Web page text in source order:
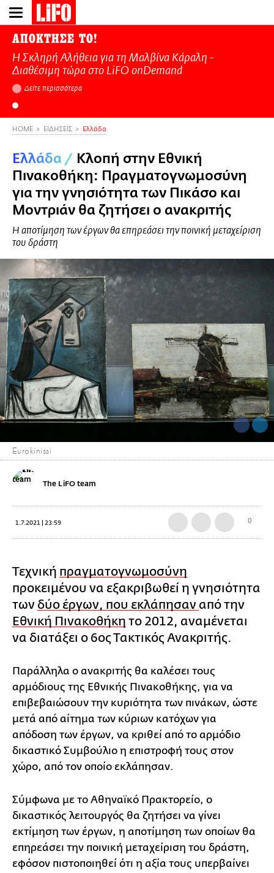
Παράκαμψη
προς
κυρίως
περιεχόμενο
ΑΠΟΚΤΗΣΕ ΤΟ!
Η Σκληρή Αλήθεια για τη Μαλβίνα Κάραλη -
Διαθέσιμη τώρα στo LiFO onDemand
Δείτε περισσότερα
HOME ΕΙΔΗΣΕΙΣ Ελλάδα
Ελλάδα / Κλοπή στην Εθνική
Πινακοθήκη: Πραγματογνωμοσύνη
για την γνησιότητα των Πικάσο και
Μοντριάν θα ζητήσει ο ανακριτής
Η αποτίμηση των έργων θα επηρεάσει την ποινική μεταχείριση
του δράστη
Eurokinissi
The LiFO team
1.7.2021 | 23:59 0
Τεχνική πραγματογνωμοσύνη
προκειμένου να εξακριβωθεί η γνησιότητα
των δύο έργων, που εκλάπησαν από την
Εθνική Πινακοθήκη το 2012, αναμένεται
να διατάξει ο 6ος Τακτικός Ανακριτής.
Παράλληλα ο ανακριτής θα καλέσει τους
αρμόδιους της Εθνικής Πινακοθήκης, για να
επιβεβαιώσουν την κυριότητα των πινάκων, ώστε
μετά από αίτημα των κύριων κατόχων για
απόδοση των έργων, να κριθεί από το αρμόδιο
δικαστικό Συμβούλιο η επιστροφή τους στον
χώρο, από τον οποίο εκλάπησαν.
Σύμφωνα με το Αθηναϊκό Πρακτορείο, ο
δικαστικός λειτουργός θα ζητήσει να γίνει
εκτίμηση των έργων, η αποτίμηση των οποίων θα
επηρεάσει την ποινική μεταχείριση του δράστη,
εφόσον πιστοποιηθεί ότι η αξία τους υπερβαίνει